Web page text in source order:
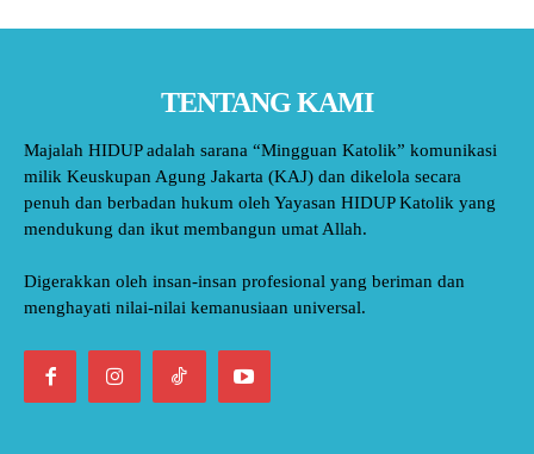
TENTANG KAMI
Majalah HIDUP adalah sarana “Mingguan Katolik” komunikasi
milik Keuskupan Agung Jakarta (KAJ) dan dikelola secara
penuh dan berbadan hukum oleh Yayasan HIDUP Katolik yang
mendukung dan ikut membangun umat Allah.
Digerakkan oleh insan-insan profesional yang beriman dan
menghayati nilai-nilai kemanusiaan universal.